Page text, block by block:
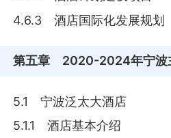
4.6.3 酒店国际化发展规划
第五章 2020-2024年宁波
5.1 宁波泛太大酒店
5.1.1 酒店基本介绍